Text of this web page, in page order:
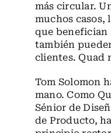
más circular.
muchos casos,
que benefician
también
clientes. Quad
Tom Solomon
mano. Como
Sénior de
de Producto,